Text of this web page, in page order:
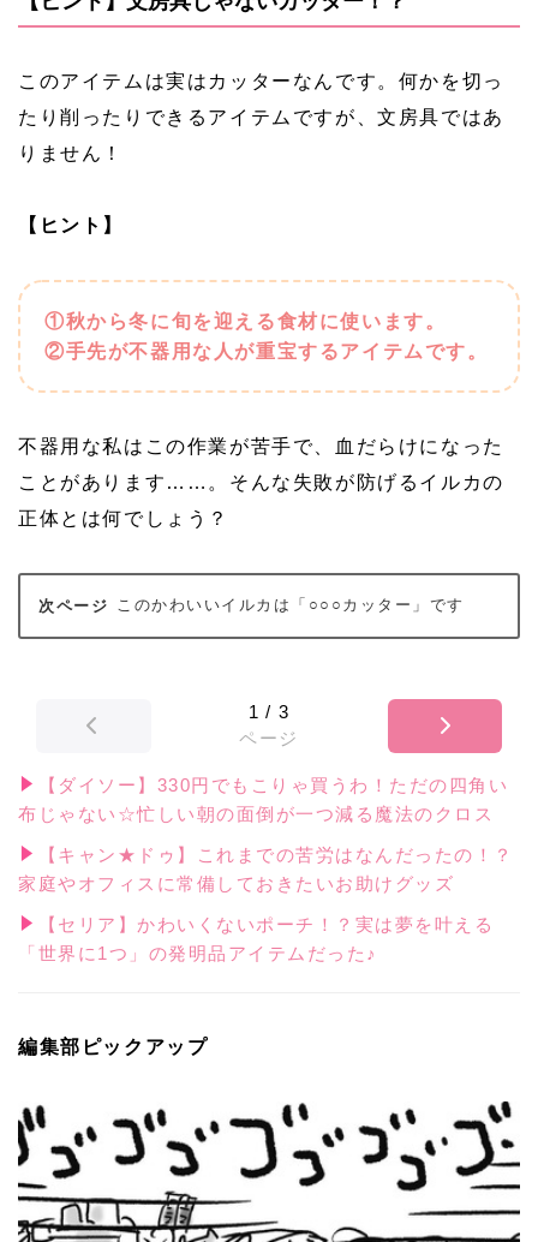
このアイテムは実はカッターなんです。何かを切っ
たり削ったりできるアイテムですが、文房具ではあ
りません！
【ヒント】
①秋から冬に旬を迎える食材に使います。
②手先が不器用な人が重宝するアイテムです。
不器用な私はこの作業が苦手で、血だらけになった
ことがあります……。そんな失敗が防げるイルカの
正体とは何でしょう？
このかわいいイルカは「○○○カッター」です
1 / 3
ページ
【ダイソー】330円でもこりゃ買うわ！ただの四角い
布じゃない☆忙しい朝の面倒が一つ減る魔法のクロス
【キャン★ドゥ】これまでの苦労はなんだったの！？
家庭やオフィスに常備しておきたいお助けグッズ
【セリア】かわいくないポーチ！？実は夢を叶える
「世界に1つ」の発明品アイテムだった♪
編集部ピックアップ